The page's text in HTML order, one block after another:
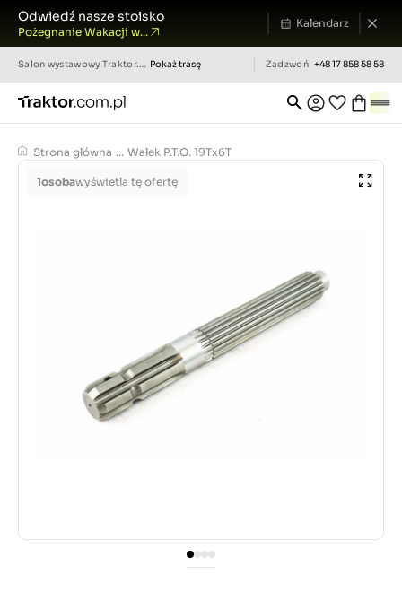
Odwiedź nasze stoisko
Pożegnanie Wakacji w...
Kalendarz
Salon wystawowy Traktor.com.pl Pokaż trasę Zadzwoń +48 17 858 58 58
Strona główna ... Wałek P.T.O. 19Tx6T
1osobawyświetla tę ofertę